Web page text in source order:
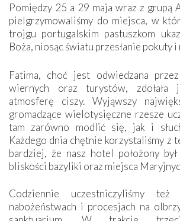
Pomiędzy 25 a 29 maja wraz z grupą
pielgrzymowaliśmy do miejsca, w
trojgu portugalskim pastuszkom
Boża, niosąc światu przesłanie pokuty i
Fatima, choć jest odwiedzana
wiernych oraz turystów, zdołała
atmosferę ciszy. Wyjąwszy
gromadzące wielotysięczne rzesze
tam zarówno modlić się, jak i
Każdego dnia chętnie korzystaliśmy z
bardziej, że nasz hotel położony
bliskości bazyliki oraz miejsca
Codziennie uczestniczyliśmy
nabożeństwach i procesjach na